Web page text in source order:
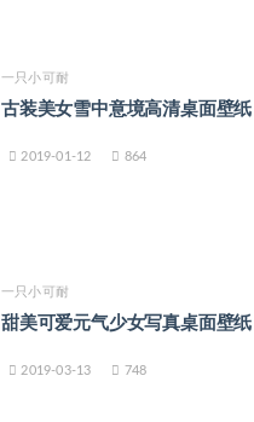
一只小可耐
古装美女雪中意境高清桌面壁纸
2019-01-12 864
一只小可耐
甜美可爱元气少女写真桌面壁纸
2019-03-13 748